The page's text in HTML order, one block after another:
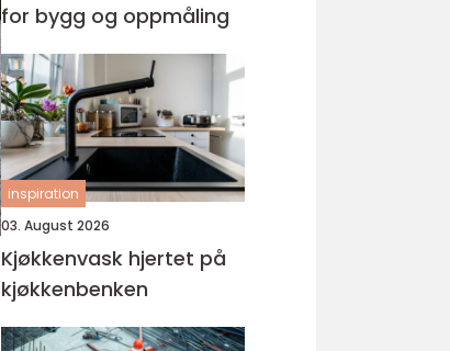
for bygg og oppmåling
inspiration
03. August 2026
Kjøkkenvask hjertet på
kjøkkenbenken